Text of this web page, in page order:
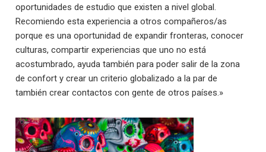
oportunidades de estudio que existen a nivel global.
Recomiendo esta experiencia a otros compañeros/as
porque es una oportunidad de expandir fronteras, conocer
culturas, compartir experiencias que uno no está
acostumbrado, ayuda también para poder salir de la zona
de confort y crear un criterio globalizado a la par de
también crear contactos con gente de otros países.»